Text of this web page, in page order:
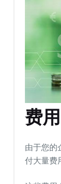
费用
由于您的
付大量费